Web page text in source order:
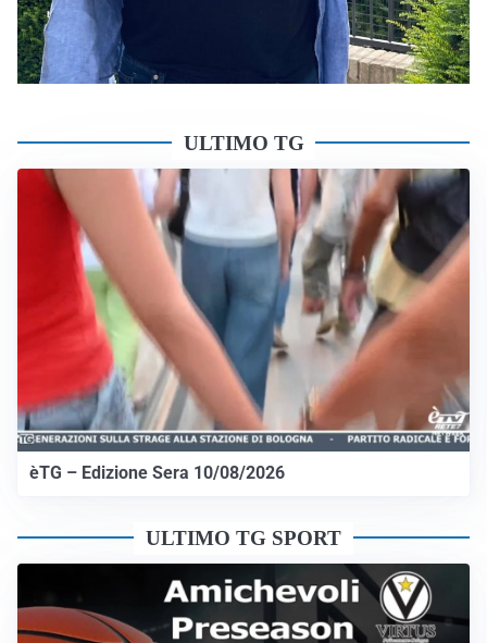
ULTIMO TG
èTG – Edizione Sera 10/08/2026
ULTIMO TG SPORT